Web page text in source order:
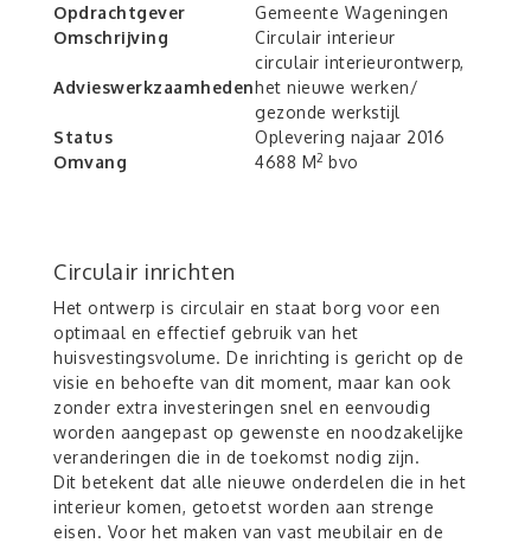
Opdrachtgever
Gemeente Wageningen
Omschrijving
Circulair interieur
Advieswerkzaamheden
circulair interieurontwerp,
het nieuwe werken/
gezonde werkstijl
Status
Oplevering najaar 2016
Omvang
4688 M2 bvo
Circulair inrichten
Het ontwerp is circulair en staat borg voor een
optimaal en effectief gebruik van het
huisvestingsvolume. De inrichting is gericht op de
visie en behoefte van dit moment, maar kan ook
zonder extra investeringen snel en eenvoudig
worden aangepast op gewenste en noodzakelijke
veranderingen die in de toekomst nodig zijn.
Dit betekent dat alle nieuwe onderdelen die in het
interieur komen, getoetst worden aan strenge
eisen. Voor het maken van vast meubilair en de